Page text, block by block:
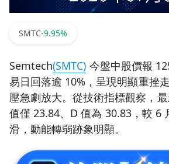
SMTC-9.95%
Semtech(SMTC) 今盤中股價報
易日回落逾 10%，呈現明顯重挫
壓急劇放大。從技術指標觀察，
值僅 23.84、D 值為 30.83，較 6
滑，動能轉弱跡象明顯。